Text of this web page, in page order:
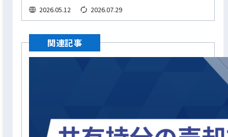
2026.05.12 2026.07.29
関連記事